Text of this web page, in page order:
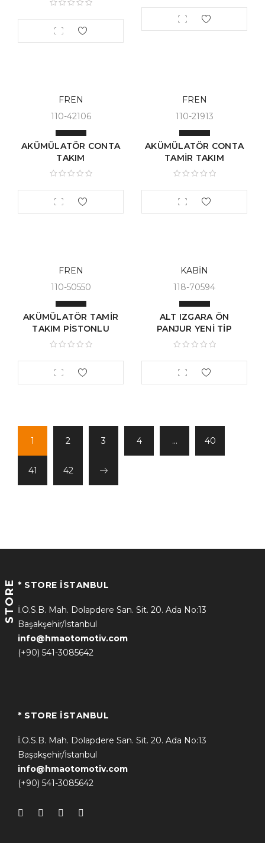
FREN
110-42106
AKÜMÜLATÖR CONTA
TAKIM
FREN
110-21913
AKÜMÜLATÖR CONTA
TAMİR TAKIM
FREN
110-50550
AKÜMÜLATÖR TAMİR
TAKIM PİSTONLU
KABİN
118-70594
ALT IZGARA ÖN
PANJUR YENİ TİP
1 2 3 4 … 40
41 42
STORE * STORE İSTANBUL
İ.O.S.B. Mah. Dolapdere San. Sit. 20. Ada No:13
Başakşehir/İstanbul
info@hmaotomotiv.com
(+90) 541-3085642
* STORE İSTANBUL
İ.O.S.B. Mah. Dolapdere San. Sit. 20. Ada No:13
Başakşehir/İstanbul
info@hmaotomotiv.com
(+90) 541-3085642